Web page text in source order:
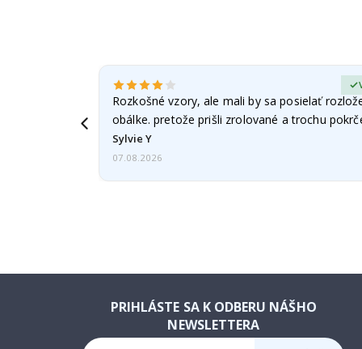
Rozkošné vzory, ale mali by sa posielať
obálke. pretože prišli zrolované a trochu
Sylvie Y
07.08.2026
PRIHLÁSTE SA K ODBERU NÁŠHO
NEWSLETTERA